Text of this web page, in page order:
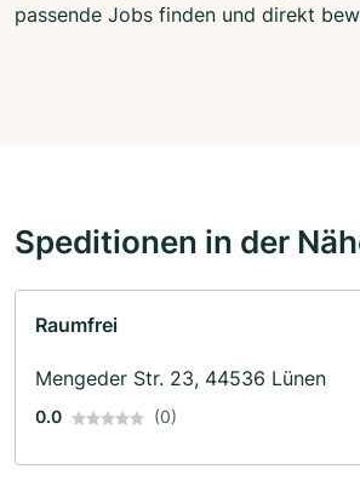
passende Jobs finden und direkt
Speditionen in der
Raumfrei
Mengeder Str. 23, 44536 Lünen
0.0 (0)